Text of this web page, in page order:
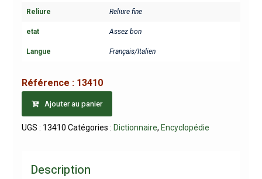
Reliure Reliure fine
etat Assez bon
Langue Français/Italien
Référence : 13410
Ajouter au panier
UGS : 13410 Catégories : Dictionnaire, Encyclopédie
Description